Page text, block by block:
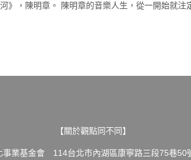
，陳明章。 陳明章的音樂人生，從一開始就注
【關於觀點同不同】
事業基金會 114台北市內湖區康寧路三段75巷